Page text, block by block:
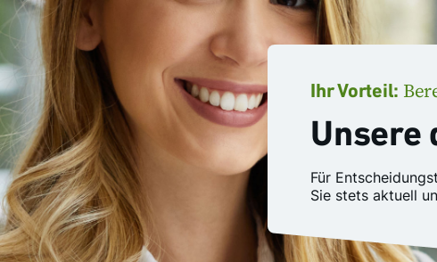
Ihr Vorteil:
Unsere
Für
Sie stets aktuell